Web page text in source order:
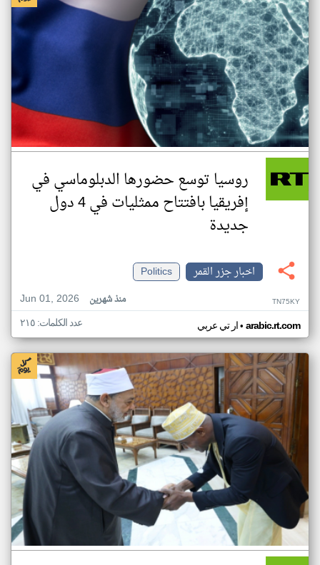
روسيا توسع حضورها الدبلوماسي في
إفريقيا بافتتاح ممثليات في 4 دول
جديدة
اخبار جزر القمر
Politics
Jun 01, 2026
منذ شهرين TN75KY
ار تي عربي• arabic.rt.com عدد الكلمات: ٢١٥